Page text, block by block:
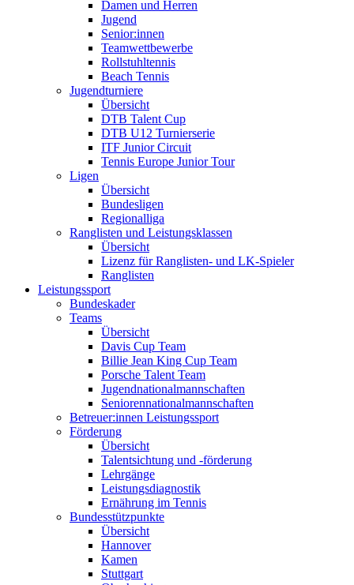
Damen und Herren
Jugend
Senior:innen
Teamwettbewerbe
Rollstuhltennis
Beach Tennis
Jugendturniere
Übersicht
DTB Talent Cup
DTB U12 Turnierserie
ITF Junior Circuit
Tennis Europe Junior Tour
Ligen
Übersicht
Bundesligen
Regionalliga
Ranglisten und Leistungsklassen
Übersicht
Lizenz für Ranglisten- und LK-Spieler
Ranglisten
Leistungssport
Bundeskader
Teams
Übersicht
Davis Cup Team
Billie Jean King Cup Team
Porsche Talent Team
Jugendnationalmannschaften
Seniorennationalmannschaften
Betreuer:innen Leistungssport
Förderung
Übersicht
Talentsichtung und -förderung
Lehrgänge
Leistungsdiagnostik
Ernährung im Tennis
Bundesstützpunkte
Übersicht
Hannover
Kamen
Stuttgart